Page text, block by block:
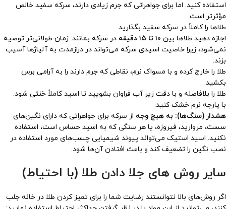
استفاده کنید. اما برای جواهراتی که جرم زیادی دارند، سرکه سفید خالص
مؤثرتر است.
طلاها را کاملاً در سرکه سفید بگذارید.
اجازه دهید طلاها بین ۱۰ تا ۱۵ دقیقه
در سرکه بمانند. زمان طولانی‌تر توصیه
نمی‌شود، زیرا خاصیت اسیدی سرکه می‌تواند در درازمدت به آلیاژها آسیب
بزند.
طلا را خارج کرده و با مسواک نرم، نقاطی که جرم دارند را به آرامی برس
بکشید.
طلا را بلافاصله و با دقت زیر آب فراوان بشویید تا اسید کاملاً خنثی شود.
با پارچه نرم خشک کنید.
هشدار (سنگ‌ها): به هیچ وجه از سرکه برای جواهراتی که دارای نگین‌های
سست، مروارید، فیروزه، یا هر سنگی که به اسید حساس است، استفاده
نکنید. اسید استیک می‌تواند پیوند شیمیایی چسب‌های مورد استفاده در
نصب نگین را تضعیف کند و باعث افتادن آن‌ها شود.
سایر روش های جلا دادن طلا (با احتیاط)
اگر روش‌های بالا نتوانستند رضایت شما را برای تمیز کردن طلا در خانه جلب